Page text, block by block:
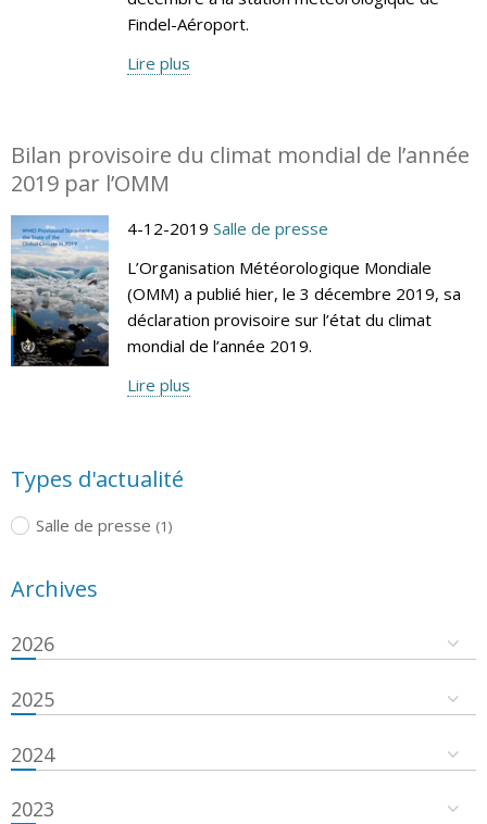
Findel-Aéroport.
Lire plus
Bilan provisoire du climat mondial de l’année
2019 par l’OMM
4-12-2019 Salle de presse
L’Organisation Météorologique Mondiale
(OMM) a publié hier, le 3 décembre 2019, sa
déclaration provisoire sur l’état du climat
mondial de l’année 2019.
Lire plus
Types d'actualité
Salle de presse (1)
Archives
2026
2025
2024
2023